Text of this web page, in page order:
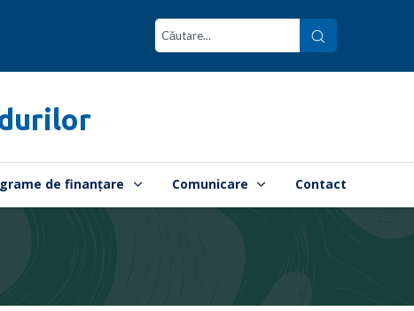
de finanțare Comunicare Contact